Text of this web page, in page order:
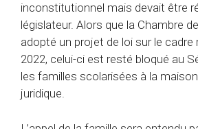
inconstitutionnel mais devait être
législateur. Alors que la Chambre
adopté un projet de loi sur le cadre
2022, celui-ci est resté bloqué au
les familles scolarisées à la
juridique.